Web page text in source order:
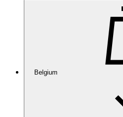
Belgium